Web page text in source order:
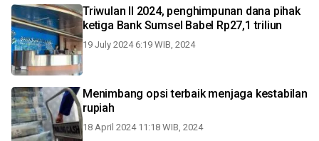
Triwulan II 2024, penghimpunan dana pihak
ketiga Bank Sumsel Babel Rp27,1 triliun
19 July 2024 6:19 WIB, 2024
Menimbang opsi terbaik menjaga kestabilan
rupiah
18 April 2024 11:18 WIB, 2024